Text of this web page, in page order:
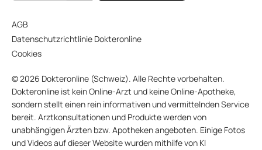
AGB
Datenschutzrichtlinie Dokteronline
Cookies
© 2026 Dokteronline (Schweiz). Alle Rechte vorbehalten.
Dokteronline ist kein Online-Arzt und keine Online-Apotheke,
sondern stellt einen rein informativen und vermittelnden Service
bereit. Arztkonsultationen und Produkte werden von
unabhängigen Ärzten bzw. Apotheken angeboten. Einige Fotos
und Videos auf dieser Website wurden mithilfe von KI